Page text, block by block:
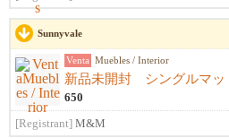
Sunnyvale
Venta Muebles / Interior
650
[Registrant] M&M